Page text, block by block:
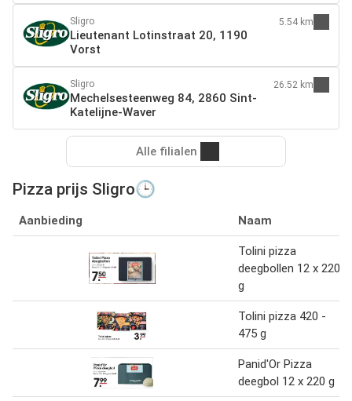
Sligro
Lieutenant Lotinstraat 20, 1190
Vorst
5.54 km
Sligro
Mechelsesteenweg 84, 2860 Sint-
Katelijne-Waver
26.52 km
Alle filialen
Pizza prijs Sligro🕒
Aanbieding Naam
Tolini pizza
deegbollen 12 x 220
g
Tolini pizza 420 -
475 g
Panid'Or Pizza
deegbol 12 x 220 g